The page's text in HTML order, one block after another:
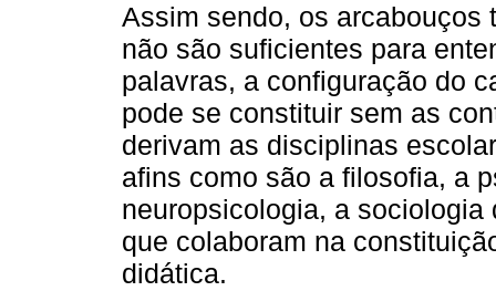
Assim sendo, os arcabouços
não são suficientes para
palavras, a configuração do
pode se constituir sem as
derivam as disciplinas
afins como são a filosofia, a
neuropsicologia, a
que colaboram na
didática.